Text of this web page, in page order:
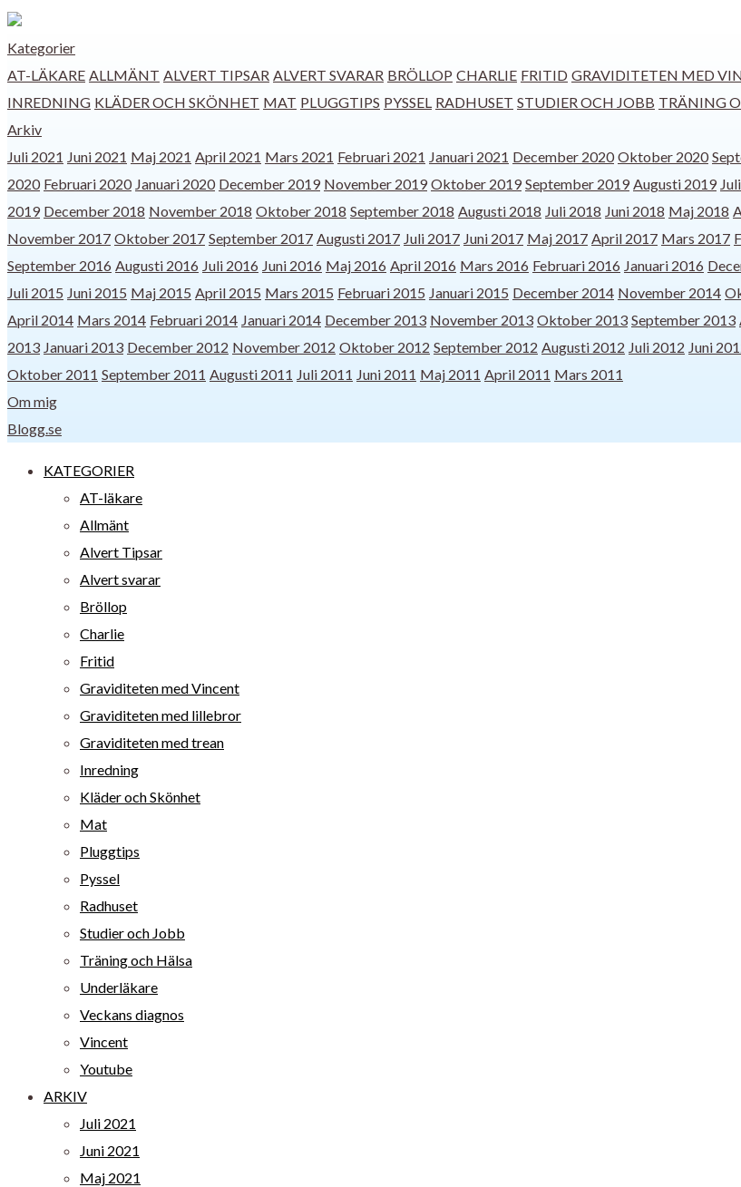
Kategorier
AT-LÄKARE ALLMÄNT ALVERT TIPSAR ALVERT SVARAR BRÖLLOP CHARLIE FRITID GRAVIDITETEN MED
INREDNING KLÄDER OCH SKÖNHET MAT PLUGGTIPS PYSSEL RADHUSET STUDIER OCH JOBB TRÄNING
Arkiv
Juli 2021 Juni 2021 Maj 2021 April 2021 Mars 2021 Februari 2021 Januari 2021 December 2020 Oktober 2020
2020 Februari 2020 Januari 2020 December 2019 November 2019 Oktober 2019 September 2019 Augusti 2019
2019 December 2018 November 2018 Oktober 2018 September 2018 Augusti 2018 Juli 2018 Juni 2018 Maj 2018
November 2017 Oktober 2017 September 2017 Augusti 2017 Juli 2017 Juni 2017 Maj 2017 April 2017 Mars 2017
September 2016 Augusti 2016 Juli 2016 Juni 2016 Maj 2016 April 2016 Mars 2016 Februari 2016 Januari 2016
Juli 2015 Juni 2015 Maj 2015 April 2015 Mars 2015 Februari 2015 Januari 2015 December 2014 November 2014
April 2014 Mars 2014 Februari 2014 Januari 2014 December 2013 November 2013 Oktober 2013 September 2013
2013 Januari 2013 December 2012 November 2012 Oktober 2012 September 2012 Augusti 2012 Juli 2012 Juni
Oktober 2011 September 2011 Augusti 2011 Juli 2011 Juni 2011 Maj 2011 April 2011 Mars 2011
Om mig
Blogg.se
KATEGORIER
AT-läkare
Allmänt
Alvert Tipsar
Alvert svarar
Bröllop
Charlie
Fritid
Graviditeten med Vincent
Graviditeten med lillebror
Graviditeten med trean
Inredning
Kläder och Skönhet
Mat
Pluggtips
Pyssel
Radhuset
Studier och Jobb
Träning och Hälsa
Underläkare
Veckans diagnos
Vincent
Youtube
ARKIV
Juli 2021
Juni 2021
Maj 2021